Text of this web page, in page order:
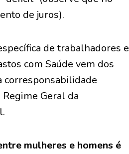
de juros).
de trabalhadores e
com Saúde vem dos
corresponsabilidade
Geral da
mulheres e homens é